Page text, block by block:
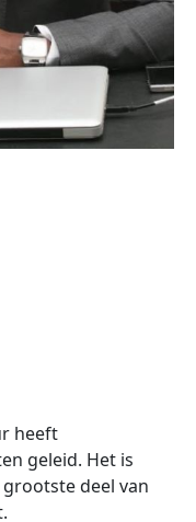
heeft
geleid. Het is
deel van